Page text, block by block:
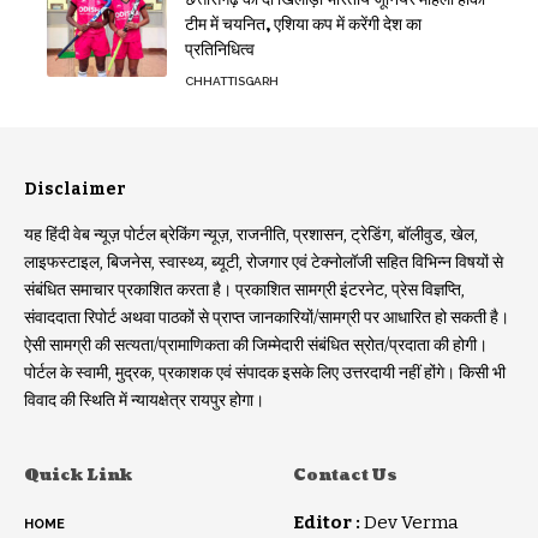
टीम में चयनित, एशिया कप में करेंगी देश का
प्रतिनिधित्व
CHHATTISGARH
Disclaimer
यह हिंदी वेब न्यूज़ पोर्टल ब्रेकिंग न्यूज़, राजनीति, प्रशासन, ट्रेडिंग, बॉलीवुड, खेल,
लाइफस्टाइल, बिजनेस, स्वास्थ्य, ब्यूटी, रोजगार एवं टेक्नोलॉजी सहित विभिन्न विषयों से
संबंधित समाचार प्रकाशित करता है। प्रकाशित सामग्री इंटरनेट, प्रेस विज्ञप्ति,
संवाददाता रिपोर्ट अथवा पाठकों से प्राप्त जानकारियों/सामग्री पर आधारित हो सकती है।
ऐसी सामग्री की सत्यता/प्रामाणिकता की जिम्मेदारी संबंधित स्रोत/प्रदाता की होगी।
पोर्टल के स्वामी, मुद्रक, प्रकाशक एवं संपादक इसके लिए उत्तरदायी नहीं होंगे। किसी भी
विवाद की स्थिति में न्यायक्षेत्र रायपुर होगा।
Quick Link
HOME
Contact Us
Editor : Dev Verma